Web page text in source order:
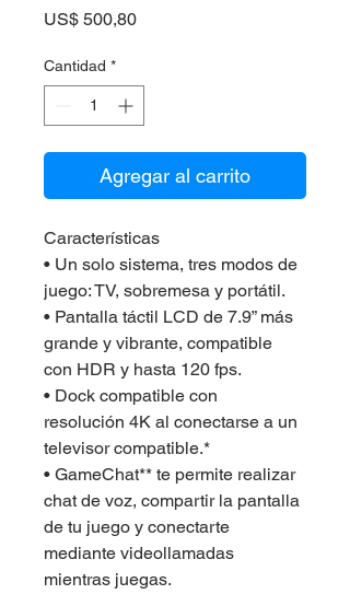
US$ 500,80Precio
Cantidad *
Agregar al carrito
Características
• Un solo sistema, tres modos de
juego: TV, sobremesa y portátil.
• Pantalla táctil LCD de 7.9” más
grande y vibrante, compatible
con HDR y hasta 120 fps.
• Dock compatible con
resolución 4K al conectarse a un
televisor compatible.*
• GameChat** te permite realizar
chat de voz, compartir la pantalla
de tu juego y conectarte
mediante videollamadas
mientras juegas.